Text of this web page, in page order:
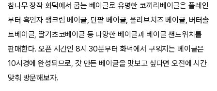
참나무 장작 화덕에서 굽는 베이글로 유명한 코끼리베이글은 플레인
부터 흑임자 생크림 베이글, 단팥 베이글, 올리브치즈 베이글, 버터솔
트베이글, 딸기초코베이글 등 다양한 베이글과 베이글 샌드위치를
판매한다. 오픈 시간인 8시 30분부터 화덕에서 구워지는 베이글은
10시경에 완성되므로, 갓 만든 베이글을 맛보고 싶다면 오전에 시간
맞춰 방문해보자.